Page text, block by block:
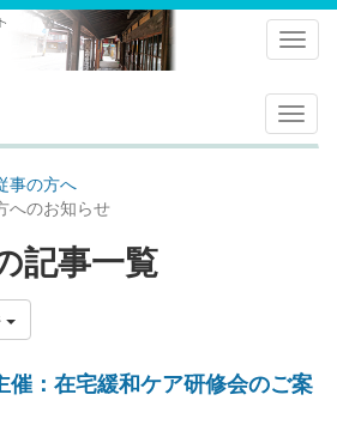
メ
ニ
事の方へ
へのお知らせ
記事一覧
催：在宅緩和ケア研修会のご案